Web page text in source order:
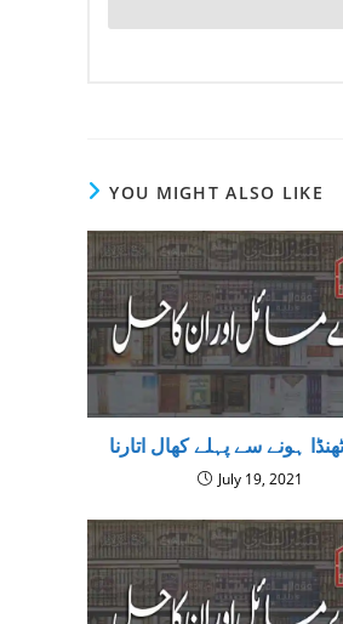
YOU MIGHT ALSO LIKE
ہونے سے پہلے کھال اتارنا
July 19, 2021